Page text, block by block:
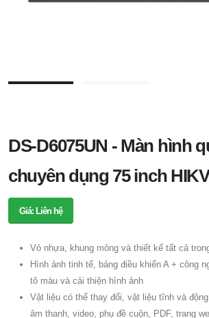
DS-D6075UN - Màn hình
chuyên dụng 75 inch
Giá: Liên hệ
Vỏ nhựa, khung mỏng và thiết kế tất cả
Hình ảnh tinh tế, bảng điều khiển A + công
tô màu và cải thiện hình ảnh
Vật liệu có thể thay đổi, vật liệu tĩnh và
âm thanh, video, phụ đề cuộn, PDF, trang